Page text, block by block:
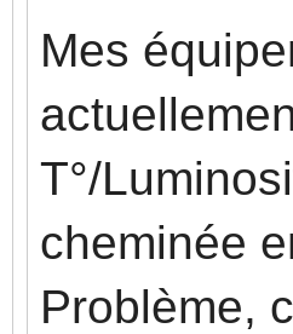
Mes
T°/
cheminée
Problème,